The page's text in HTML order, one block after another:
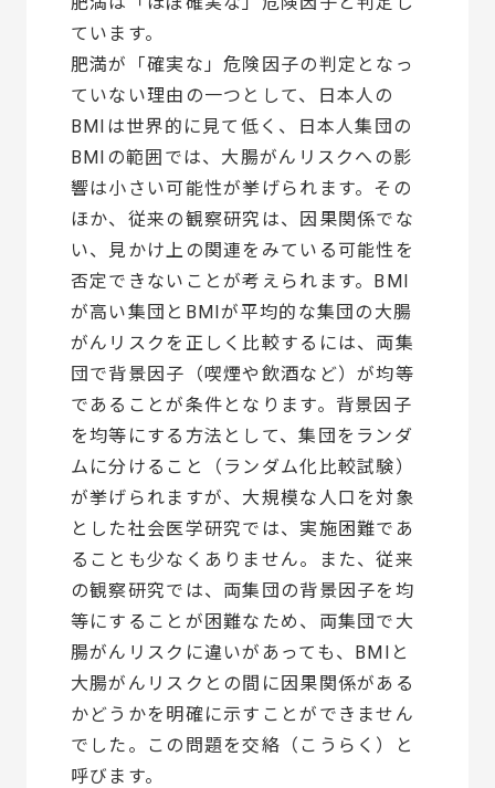
ています。
肥満が「確実な」危険因子の判定となっ
ていない理由の一つとして、日本人の
BMIは世界的に見て低く、日本人集団の
BMIの範囲では、大腸がんリスクへの影
響は小さい可能性が挙げられます。その
ほか、従来の観察研究は、因果関係でな
い、見かけ上の関連をみている可能性を
否定できないことが考えられます。BMI
が高い集団とBMIが平均的な集団の大腸
がんリスクを正しく比較するには、両集
団で背景因子（喫煙や飲酒など）が均等
であることが条件となります。背景因子
を均等にする方法として、集団をランダ
ムに分けること（ランダム化比較試験）
が挙げられますが、大規模な人口を対象
とした社会医学研究では、実施困難であ
ることも少なくありません。また、従来
の観察研究では、両集団の背景因子を均
等にすることが困難なため、両集団で大
腸がんリスクに違いがあっても、BMIと
大腸がんリスクとの間に因果関係がある
かどうかを明確に示すことができません
でした。この問題を交絡（こうらく）と
呼びます。